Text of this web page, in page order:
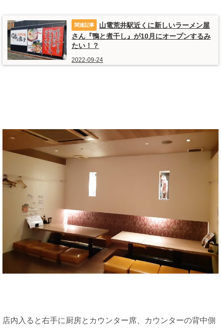
山電荒井駅近くに新しいラーメン屋
さん『鴨と煮干し』が10月にオープンするみ
たい！？
2022-09-24
店内入ると右手に厨房とカウンター席、カウンターの背中側